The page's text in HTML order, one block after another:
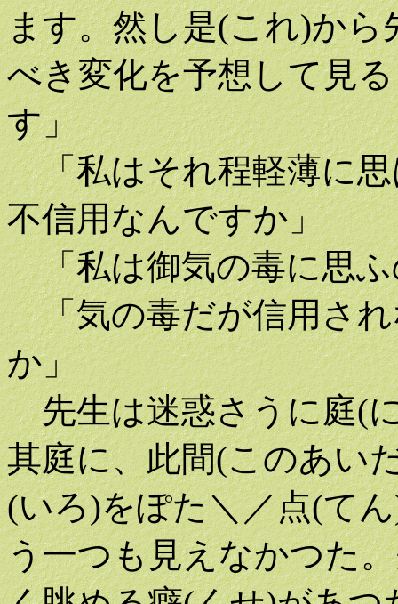
ます。然し是(これ)か
べき変化を予想して見
す」
「私はそれ程軽薄に思
不信用なんですか」
「私は御気の毒に思ふ
「気の毒だが信用され
か」
先生は迷惑さうに庭(
其庭に、此間(このあい
(いろ)をぽた＼／点(て
う一つも見えなかつた